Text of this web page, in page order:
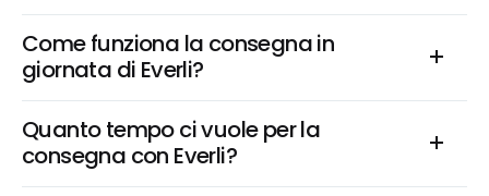
Come funziona la consegna in
giornata di Everli?
Quanto tempo ci vuole per la
consegna con Everli?